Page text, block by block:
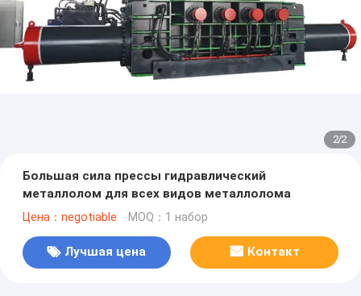
2/2
Большая сила прессы гидравлический
металлолом для всех видов металлолома
Цена：negotiable MOQ：1 набор
Лучшая цена Контакт